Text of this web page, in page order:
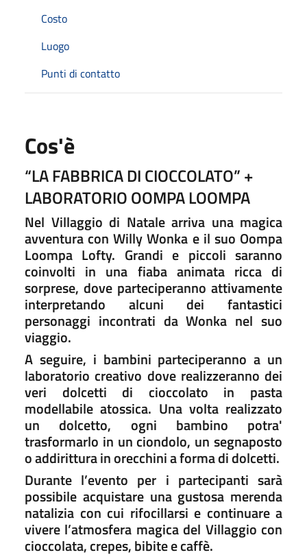
Costo
Luogo
Punti di contatto
Cos'è
“LA FABBRICA DI CIOCCOLATO” +
LABORATORIO OOMPA LOOMPA
Nel Villaggio di Natale arriva una magica
avventura con Willy Wonka e il suo Oompa
Loompa Lofty. Grandi e piccoli saranno
coinvolti in una fiaba animata ricca di
sorprese, dove parteciperanno attivamente
interpretando alcuni dei fantastici
personaggi incontrati da Wonka nel suo
viaggio.
A seguire, i bambini parteciperanno a un
laboratorio creativo dove realizzeranno dei
veri dolcetti di cioccolato in pasta
modellabile atossica. Una volta realizzato
un dolcetto, ogni bambino potra'
trasformarlo in un ciondolo, un segnaposto
o addirittura in orecchini a forma di dolcetti.
Durante l’evento per i partecipanti sarà
possibile acquistare una gustosa merenda
natalizia con cui rifocillarsi e continuare a
vivere l’atmosfera magica del Villaggio con
cioccolata, crepes, bibite e caffè.